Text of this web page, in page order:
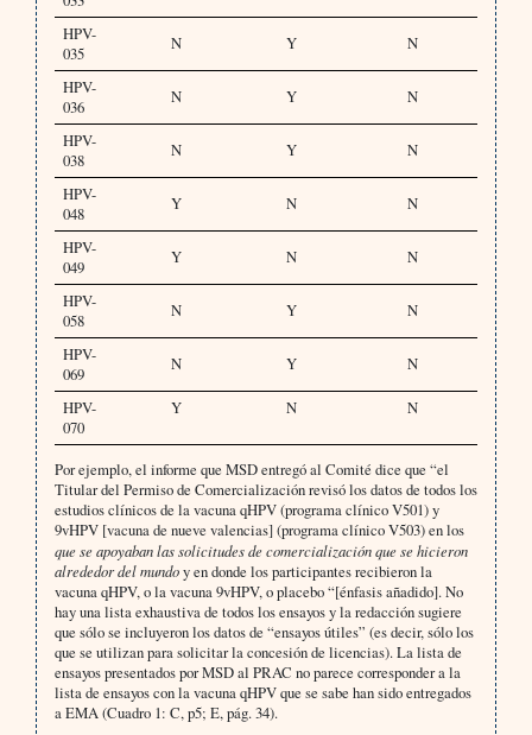
HPV-
035
N Y N
HPV-
036
N Y N
HPV-
038
N Y N
HPV-
048
Y N N
HPV-
049
Y N N
HPV-
058
N Y N
HPV-
069
N Y N
HPV-
070
Y N N
Por ejemplo, el informe que MSD entregó al Comité dice que “el
Titular del Permiso de Comercialización revisó los datos de todos los
estudios clínicos de la vacuna qHPV (programa clínico V501) y
9vHPV [vacuna de nueve valencias] (programa clínico V503) en los
que se apoyaban las solicitudes de comercialización que se hicieron
alrededor del mundoy en donde los participantes recibieron la
vacuna qHPV, o la vacuna 9vHPV, o placebo “[énfasis añadido]. No
hay una lista exhaustiva de todos los ensayos y la redacción sugiere
que sólo se incluyeron los datos de “ensayos útiles” (es decir, sólo los
que se utilizan para solicitar la concesión de licencias). La lista de
ensayos presentados por MSD al PRAC no parece corresponder a la
lista de ensayos con la vacuna qHPV que se sabe han sido entregados
a EMA (Cuadro 1: C, p5; E, pág. 34).